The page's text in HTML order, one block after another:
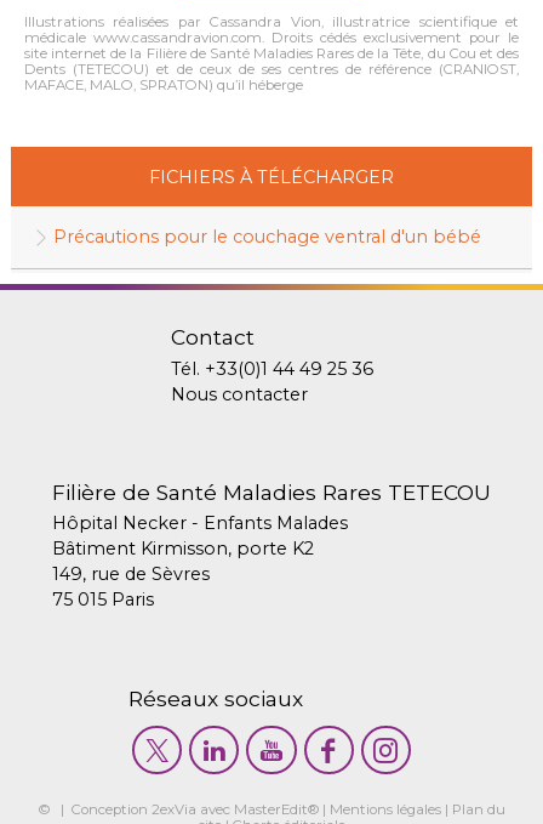
Illustrations réalisées par Cassandra Vion, illustratrice scientifique et
médicale www.cassandravion.com. Droits cédés exclusivement pour le
site internet de la Filière de Santé Maladies Rares de la Tête, du Cou et des
Dents (TETECOU) et de ceux de ses centres de référence (CRANIOST,
MAFACE, MALO, SPRATON) qu’il héberge
FICHIERS À TÉLÉCHARGER
Précautions pour le couchage ventral d'un bébé
Contact
Tél. +33(0)1 44 49 25 36
Nous contacter
Filière de Santé Maladies Rares TETECOU
Hôpital Necker - Enfants Malades
Bâtiment Kirmisson, porte K2
149, rue de Sèvres
75 015 Paris
Réseaux sociaux
© | Conception 2exVia avec MasterEdit® | Mentions légales| Plan du